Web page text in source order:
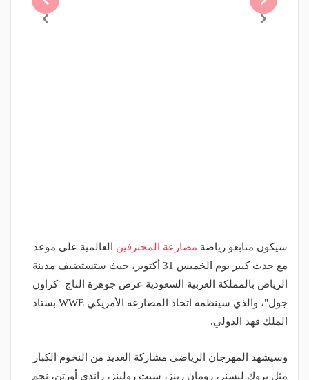
سيكون متابعو رياضة مصارعة المحترفين العالمية على موعد
مع حدث كبير يوم الخميس 31 أكتوبر، حيث ستستضيف مدينة
الرياض بالمملكة العربية السعودية عرض جوهرة التاج "كراون
جول"، والذي سينظمه اتحاد المصارعة الأمريكي WWE بستاد
الملك فهد الدولي.
وسيشهد المهرجان الرياضي مشاركة العديد من النجوم الكبار
مثل بروك ليسنر، رومان رينز، سيث رولينز، راندي أورتن، نجم